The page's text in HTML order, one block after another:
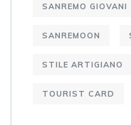
SANREMO GIOVANI
SANREMOON
STILE ARTIGIANO
TOURIST CARD